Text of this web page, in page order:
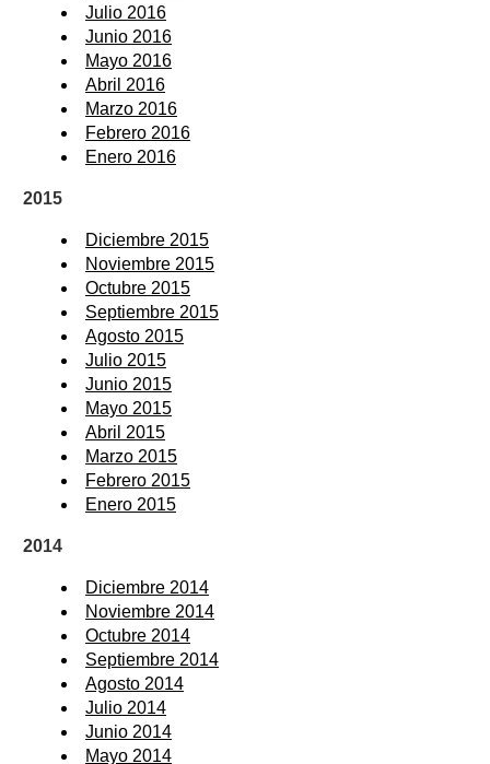
Julio 2016
Junio 2016
Mayo 2016
Abril 2016
Marzo 2016
Febrero 2016
Enero 2016
2015
Diciembre 2015
Noviembre 2015
Octubre 2015
Septiembre 2015
Agosto 2015
Julio 2015
Junio 2015
Mayo 2015
Abril 2015
Marzo 2015
Febrero 2015
Enero 2015
2014
Diciembre 2014
Noviembre 2014
Octubre 2014
Septiembre 2014
Agosto 2014
Julio 2014
Junio 2014
Mayo 2014